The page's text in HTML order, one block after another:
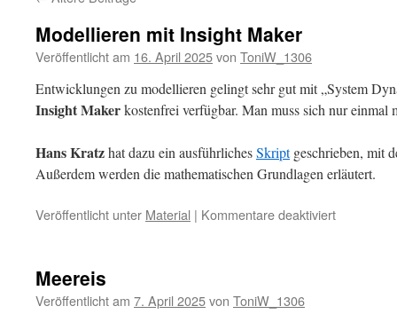
Modellieren mit Insight Maker
Veröffentlicht am 16. April 2025von ToniW_1306
Entwicklungen zu modellieren gelingt sehr gut mit „System
Insight Makerkostenfrei verfügbar. Man muss sich nur einmal
Hans Kratzhat dazu ein ausführlichesSkriptgeschrieben, mit
Außerdem werden die mathematischen Grundlagen erläutert.
Veröffentlicht unter Material | Kommentare deaktiviertfür
Meereis
Veröffentlicht am 7. April 2025von ToniW_1306